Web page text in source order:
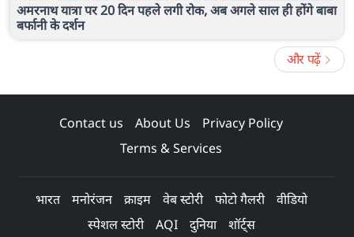
अमरनाथ यात्रा पर 20 दिन पहले लगी रोक, अब अगले साल ही होंगे बाबा
बर्फानी के दर्शन
और पढ़ें
Contact us About Us
Privacy Policy
Terms & Services
भारत मनोरंजन क्राइम वेब स्टोरी फोटो गैलरी
वीडियो
स्पेशल स्टोरी
AQI दुनिया शॉर्ट्स